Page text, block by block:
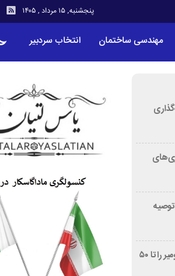
پنجشنبه, ۱۵ مرداد , ۱۴۰۵
مهندسی ساختمان انتخاب سردبیر
غربالگری سرطان روده بزرگ مرگ‌ومیر را تا ۵۰